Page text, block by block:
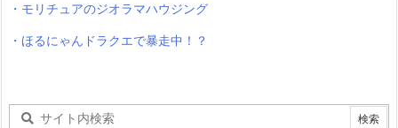
・モリチュアのジオラマハウジング
・ほるにゃんドラクエで暴走中！？